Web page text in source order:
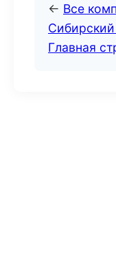
← Все
Главная